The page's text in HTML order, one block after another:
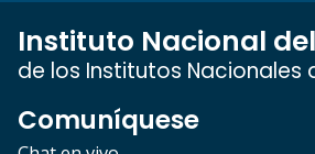
Instituto Nacional
de los Institutos Nacionales
Comuníquese